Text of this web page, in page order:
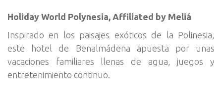
Holiday World Polynesia, Affiliated by Meliá
Inspirado en los paisajes exóticos de la Polinesia,
este hotel de Benalmádena apuesta por unas
vacaciones familiares llenas de agua, juegos y
entretenimiento continuo.